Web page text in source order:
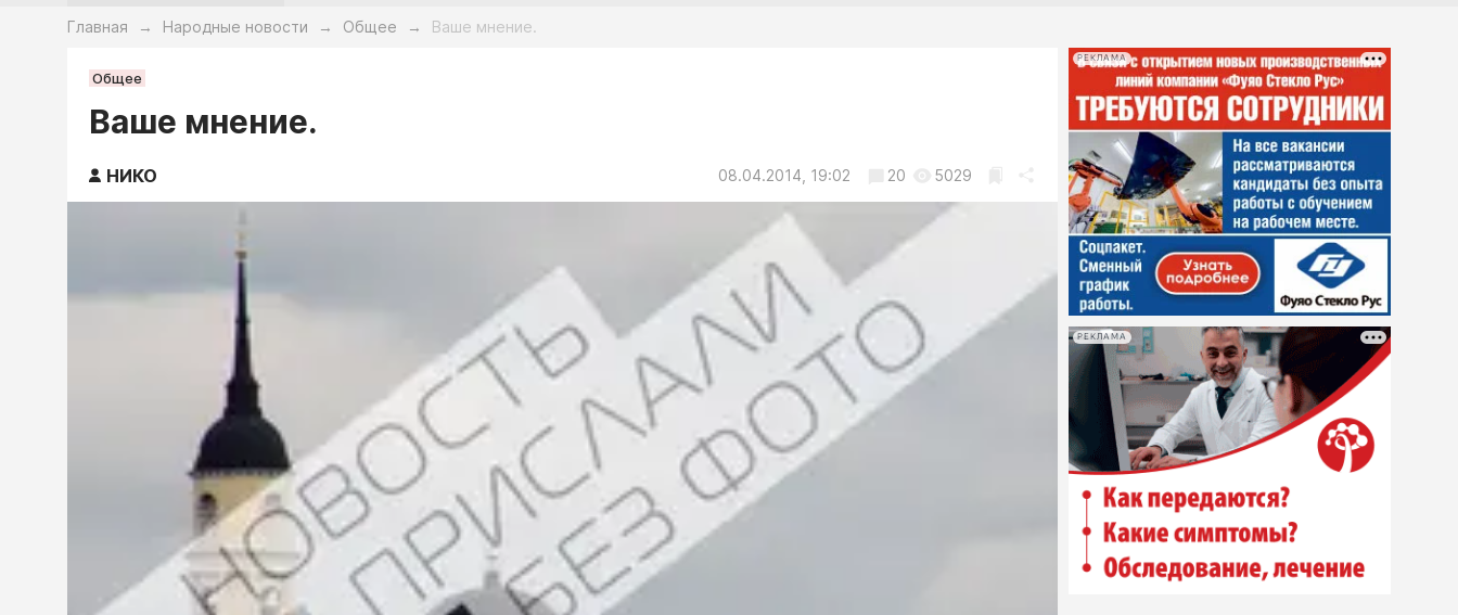
Главная → Народные новости → Общее → Ваше мнение.
Общее
Ваше мнение.
НИКО 08.04.2014, 19:02 20 5029
РЕКЛАМА
РЕКЛАМА